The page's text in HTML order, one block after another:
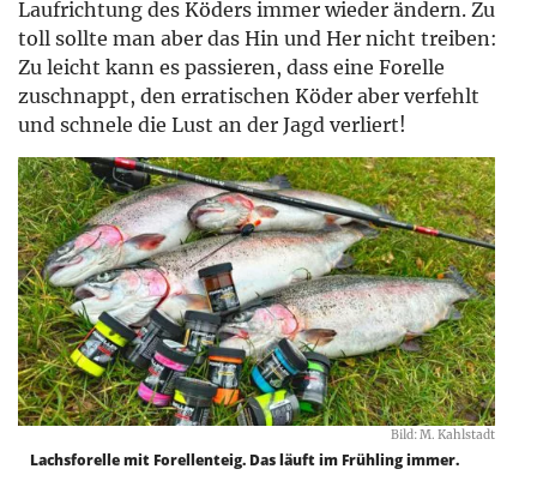
Laufrichtung des Köders immer wieder ändern. Zu
toll sollte man aber das Hin und Her nicht treiben:
Zu leicht kann es passieren, dass eine Forelle
zuschnappt, den erratischen Köder aber verfehlt
und schnele die Lust an der Jagd verliert!
Bild: M. Kahlstadt
Lachsforelle mit Forellenteig. Das läuft im Frühling immer.